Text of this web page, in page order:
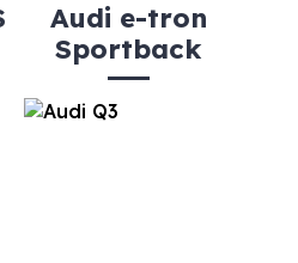
Audi e-tron
Sportback